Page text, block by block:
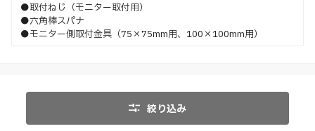
●取付ねじ（モニター取付用）
●六角棒スパナ
●モニター側取付金具（75×75mm用、100×100mm用）
絞り込み